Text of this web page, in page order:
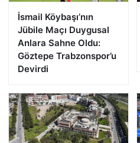
İsmail Köybaşı’nın
Jübile Maçı Duygusal
Anlara Sahne Oldu:
Göztepe Trabzonspor’u
Devirdi